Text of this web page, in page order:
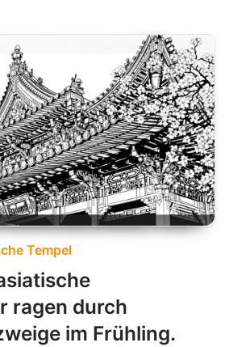
Tempel
ragen durch
im Frühling.